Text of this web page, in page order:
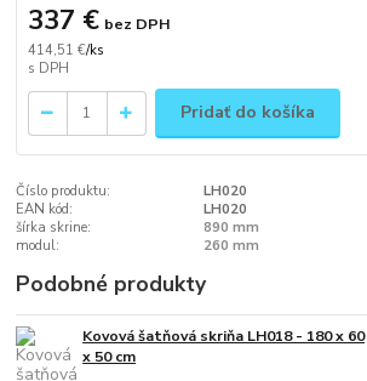
414,51 €/ks
337 € bez DPH
Pridať do košíka
Číslo produktu:
LH020
EAN kód:
LH020
šírka skrine:
890 mm
modul:
260 mm
Podobné produkty
Kovová šatňová skriňa LH018 - 180 x 60
x 50 cm